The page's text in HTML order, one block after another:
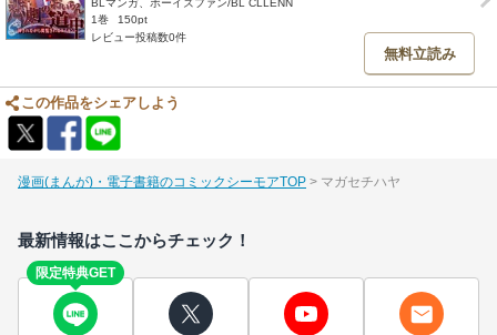
BLマンガ、ボーイズファン/BL CLLENN
1巻
150pt
レビュー投稿数0件
無料立読み
この作品をシェアしよう
漫画(まんが)・電子書籍のコミックシーモアTOP マガセチハヤ
最新情報はここからチェック！
限定特典GET